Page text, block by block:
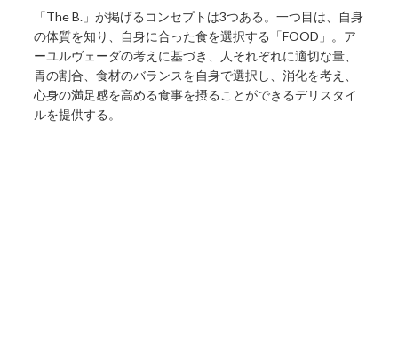
「The B.」が掲げるコンセプトは3つある。一つ目は、自身
の体質を知り、自身に合った食を選択する「FOOD」。ア
ーユルヴェーダの考えに基づき、人それぞれに適切な量、
胃の割合、食材のバランスを自身で選択し、消化を考え、
心身の満足感を高める食事を摂ることができるデリスタイ
ルを提供する。